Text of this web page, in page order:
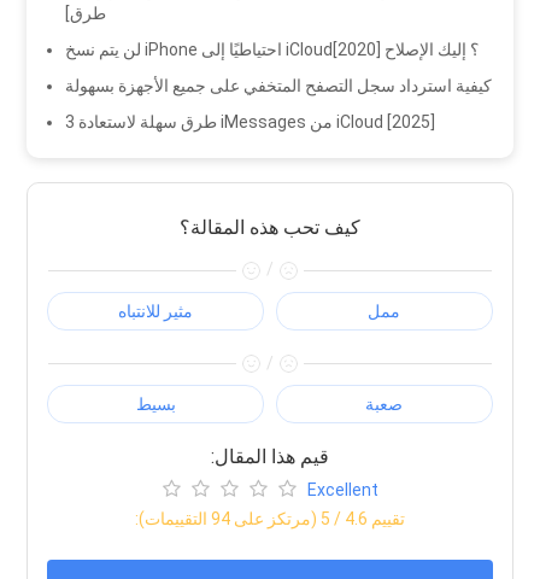
طرق]
لن يتم نسخ iPhone احتياطيًا إلى iCloud؟ إليك الإصلاح [2020]
كيفية استرداد سجل التصفح المتخفي على جميع الأجهزة بسهولة
3 طرق سهلة لاستعادة iMessages من iCloud [2025]
كيف تحب هذه المقالة؟
/
مثير للانتباه ممل
/
بسيط صعبة
:قيم هذا المقال
Excellent
:تقييم 4.6 / 5 (مرتكز على 94 التقييمات)